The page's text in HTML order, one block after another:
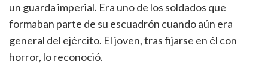
un guarda imperial. Era uno de los soldados que
formaban parte de su escuadrón cuando aún era
general del ejército. El joven, tras fijarse en él con
horror, lo reconoció.